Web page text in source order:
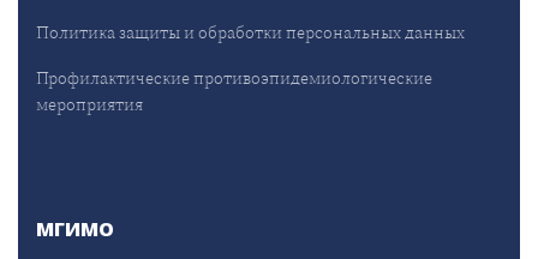
Политика защиты и обработки персональных данных
Профилактические противоэпидемиологические
мероприятия
МГИМО